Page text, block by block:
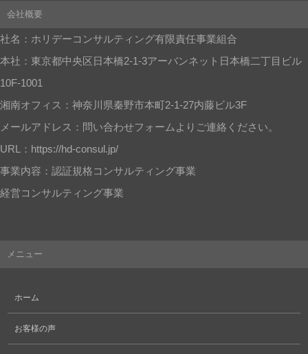
会社概要
社名：ホリデーコンサルティング有限責任事業組合
本社：東京都中央区日本橋2-1-3アーバンネット日本橋二丁目ビル
10F-1001
湘南オフィス：神奈川県秦野市本町2-1-27内藤ビル3F
メールアドレス：問い合わせフォームよりご連絡ください。
URL：https://hd-consul.jp/
事業内容：認証規格コンサルティング事業
経営コンサルティング事業
メニュー
ホーム
お客様の声